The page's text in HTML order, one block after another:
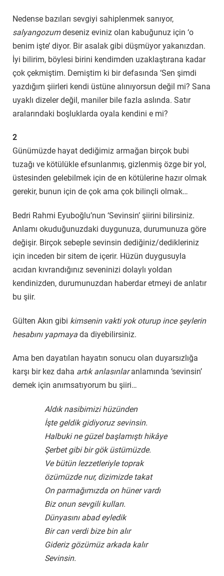
Nedense bazıları sevgiyi sahiplenmek sanıyor,
salyangozumdeseniz eviniz olan kabuğunuz için ‘o
benim işte’ diyor. Bir asalak gibi düşmüyor yakanızdan.
İyi bilirim, böylesi birini kendimden uzaklaştırana kadar
çok çekmiştim. Demiştim ki bir defasında ‘Sen şimdi
yazdığım şiirleri kendi üstüne alınıyorsun değil mi? Sana
uyaklı dizeler değil, maniler bile fazla aslında. Satır
aralarındaki boşluklarda oyala kendini e mi?
2
Günümüzde hayat dediğimiz armağan birçok bubi
tuzağı ve kötülükle efsunlanmış, gizlenmiş özge bir yol,
üstesinden gelebilmek için de en kötülerine hazır olmak
gerekir, bunun için de çok ama çok bilinçli olmak…
Bedri Rahmi Eyuboğlu’nun ‘Sevinsin’ şiirini bilirsiniz.
Anlamı okuduğunuzdaki duygunuza, durumunuza göre
değişir. Birçok sebeple sevinsin dediğiniz/dedikleriniz
için inceden bir sitem de içerir. Hüzün duygusuyla
acıdan kıvrandığınız seveninizi dolaylı yoldan
kendinizden, durumunuzdan haberdar etmeyi de anlatır
bu şiir.
Gülten Akın gibi kimsenin vakti yok oturup ince şeylerin
hesabını yapmaya da diyebilirsiniz.
Ama ben dayatılan hayatın sonucu olan duyarsızlığa
karşı bir kez daha artık anlasınlaranlamında ‘sevinsin’
demek için anımsatıyorum bu şiiri…
Aldık nasibimizi hüzünden
İşte geldik gidiyoruz sevinsin.
Halbuki ne güzel başlamıştı hikâye
Şerbet gibi bir gök üstümüzde.
Ve bütün lezzetleriyle toprak
özümüzde nur, dizimizde takat
On parmağımızda on hüner vardı
Biz onun sevgili kulları.
Dünyasını abad eyledik
Bir can verdi bize bin alır
Gideriz gözümüz arkada kalır
Sevinsin.